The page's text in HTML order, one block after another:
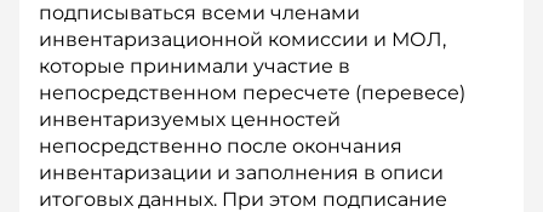
подписываться всеми членами
инвентаризационной комиссии и МОЛ,
которые принимали участие в
непосредственном пересчете (перевесе)
инвентаризуемых ценностей
непосредственно после окончания
инвентаризации и заполнения в описи
итоговых данных. При этом подписание